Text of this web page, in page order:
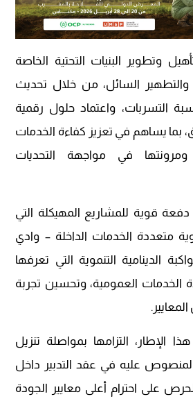
وتطوير البنيات التحتية الخاصة
والتطهير السائل، من خلال تحديث
التسربات، واعتماد حلول رقمية
بما يساهم في تعزيز كفاءة الخدمات
في مواجهة التحديات
قوية للمشاريع المهيكلة التي
متعددة الخدمات الداخلة – وادي
الدينامية التنموية التي تعرفها
الخدمات العمومية، وتحسين تجربة
الإطار، التزامها بمواصلة تنزيل
المنصوص عليه في عقد التدبير داخل
على احترام أعلى معايير الجودة